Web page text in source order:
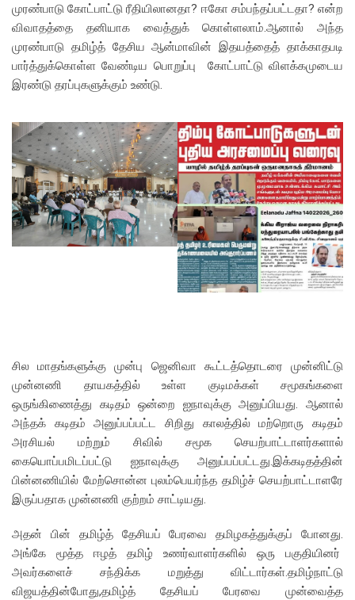
முரண்பாடு கோட்பாட்டு ரீதியிலானதா? ஈகோ சம்பந்தப்பட்டதா? என்ற
விவாதத்தை தனியாக வைத்துக் கொள்ளலாம்.ஆனால் அந்த
முரண்பாடு தமிழ்த் தேசிய ஆன்மாவின் இதயத்தைத் தாக்காதபடி
பார்த்துக்கொள்ள வேண்டிய பொறுப்பு கோட்பாட்டு விளக்கமுடைய
இரண்டு தரப்புகளுக்கும் உண்டு.
சில மாதங்களுக்கு முன்பு ஜெனிவா கூட்டத்தொடரை முன்னிட்டு
முன்னணி தாயகத்தில் உள்ள குடிமக்கள் சமூகங்களை
ஒருங்கிணைத்து கடிதம் ஒன்றை ஐநாவுக்கு அனுப்பியது. ஆனால்
அந்தக் கடிதம் அனுப்பப்பட்ட சிறிது காலத்தில் மற்றொரு கடிதம்
அரசியல் மற்றும் சிவில் சமூக செயற்பாட்டாளர்களால்
கையொப்பமிடப்பட்டு ஐநாவுக்கு அனுப்பப்பட்டது.இக்கடிதத்தின்
பின்னணியில் மேற்சொன்ன புலம்பெயர்ந்த தமிழ்ச் செயற்பாட்டாளரே
இருப்பதாக முன்னணி குற்றம் சாட்டியது.
அதன் பின் தமிழ்த் தேசியப் பேரவை தமிழகத்துக்குப் போனது.
அங்கே மூத்த ஈழத் தமிழ் உணர்வாளர்களில் ஒரு பகுதியினர்
அவர்களைச் சந்திக்க மறுத்து விட்டார்கள்.தமிழ்நாட்டு
விஜயத்தின்போது,தமிழ்த் தேசியப் பேரவை முன்வைத்த